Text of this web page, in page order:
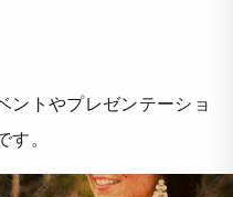
ントやプレゼンテーショ
。